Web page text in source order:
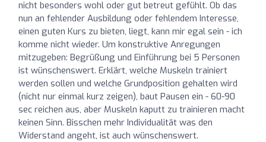
nicht besonders wohl oder gut betreut gefühlt. Ob das
nun an fehlender Ausbildung oder fehlendem Interesse,
einen guten Kurs zu bieten, liegt, kann mir egal sein - ich
komme nicht wieder. Um konstruktive Anregungen
mitzugeben: Begrüßung und Einführung bei 5 Personen
ist wünschenswert. Erklärt, welche Muskeln trainiert
werden sollen und welche Grundposition gehalten wird
(nicht nur einmal kurz zeigen), baut Pausen ein - 60-90
sec reichen aus, aber Muskeln kaputt zu trainieren macht
keinen Sinn. Bisschen mehr Individualität was den
Widerstand angeht, ist auch wünschenswert.